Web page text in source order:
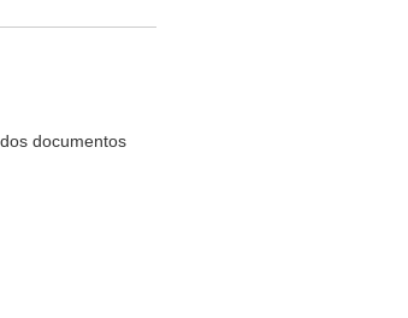
documentos